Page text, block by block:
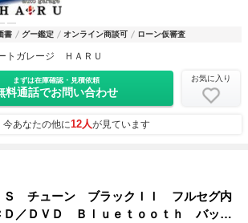
書 グー鑑定 オンライン商談可 ローン仮審査
トガレージ ＨＡＲＵ
まずは在庫確認・見積依頼
料通話でお問い合わせ
お気に入り
今あなたの他に12人が見ています
Ｓ チューン ブラックＩＩ フルセグ内
／ＤＶＤ Ｂｌｕｅｔｏｏｔｈ バック